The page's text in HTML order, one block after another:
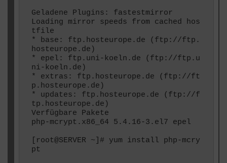
Geladene Plugins: fastestmirror
Loading mirror speeds from cached hos
tfile
* base: ftp.hosteurope.de (ftp://ftp.
hosteurope.de)
* epel: ftp.uni-koeln.de (ftp://ftp.u
ni-koeln.de)
* extras: ftp.hosteurope.de (ftp://ft
p.hosteurope.de)
* updates: ftp.hosteurope.de (ftp://f
tp.hosteurope.de)
Verfügbare Pakete
php-mcrypt.x86_64 5.4.16-3.el7 epel
[root@SERVER ~]# yum install php-mcry
pt